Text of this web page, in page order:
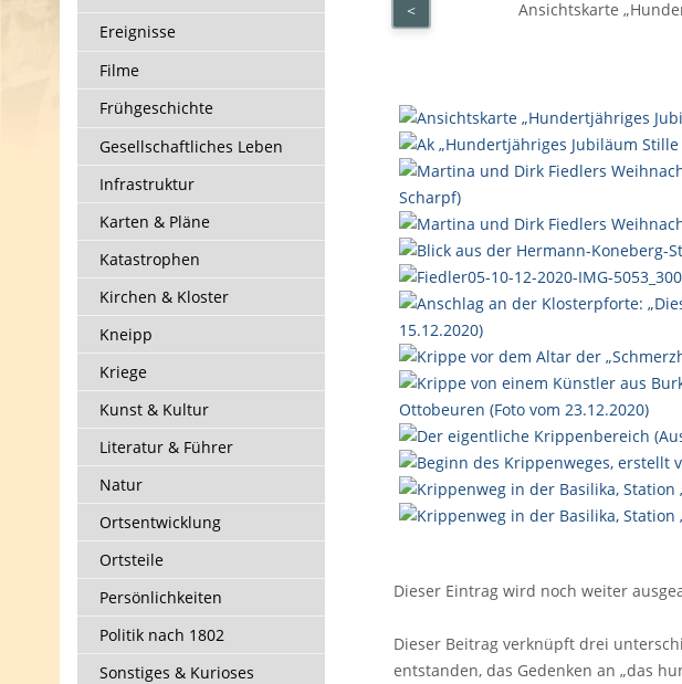
Ereignisse
Filme
Frühgeschichte
Gesellschaftliches Leben
Infrastruktur
Karten & Pläne
Katastrophen
Kirchen & Kloster
Kneipp
Kriege
Kunst & Kultur
Literatur & Führer
Natur
Ortsentwicklung
Ortsteile
Persönlichkeiten
Politik nach 1802
Sonstiges & Kurioses
Ansichtskarte
<
Dieser Eintrag wird noch weiter
Dieser Beitrag verknüpft drei
entstanden, das Gedenken an „das